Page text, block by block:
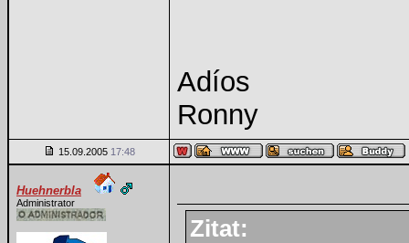
Adíos
Ronny
15.09.2005 17:48
Huehnerbla
Administrator
Zitat: